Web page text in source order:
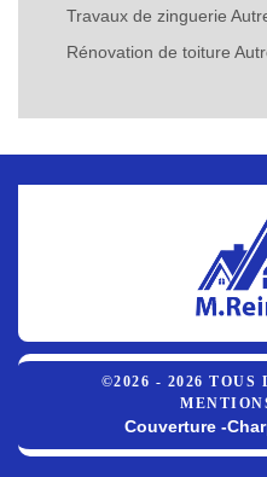
Travaux de zinguerie
Rénovation de toiture
©2026 - 2026 TOUS
Couverture -